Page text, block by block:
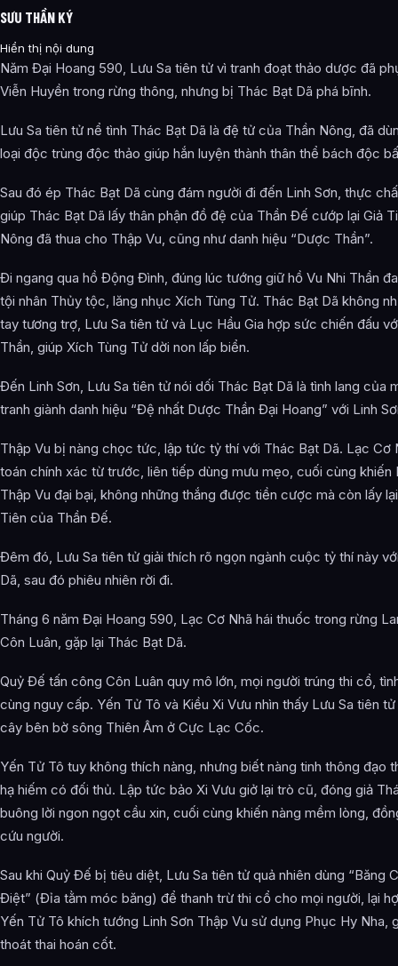
SƯU THẦN KÝ
Hiển thị nội dung
Năm Đại Hoang 590, Lưu Sa tiên tử vì tranh đoạt thảo dược đã
Viễn Huyền trong rừng thông, nhưng bị Thác Bạt Dã phá bĩnh.
Lưu Sa tiên tử nể tình Thác Bạt Dã là đệ tử của Thần Nông, đã
loại độc trùng độc thảo giúp hắn luyện thành thân thể bách độc
Sau đó ép Thác Bạt Dã cùng đám người đi đến Linh Sơn, thực
giúp Thác Bạt Dã lấy thân phận đồ đệ của Thần Đế cướp lại Giả
Nông đã thua cho Thập Vu, cũng như danh hiệu “Dược Thần”.
Đi ngang qua hồ Động Đình, đúng lúc tướng giữ hồ Vu Nhi Thần
tội nhân Thủy tộc, lăng nhục Xích Tùng Tử. Thác Bạt Dã không
tay tương trợ, Lưu Sa tiên tử và Lục Hầu Gia hợp sức chiến đấu
Thần, giúp Xích Tùng Tử dời non lấp biển.
Đến Linh Sơn, Lưu Sa tiên tử nói dối Thác Bạt Dã là tình lang của
tranh giành danh hiệu “Đệ nhất Dược Thần Đại Hoang” với Linh
Thập Vu bị nàng chọc tức, lập tức tỷ thí với Thác Bạt Dã. Lạc Cơ
toán chính xác từ trước, liên tiếp dùng mưu mẹo, cuối cùng khiến
Thập Vu đại bại, không những thắng được tiền cược mà còn lấy
Tiên của Thần Đế.
Đêm đó, Lưu Sa tiên tử giải thích rõ ngọn ngành cuộc tỷ thí này
Dã, sau đó phiêu nhiên rời đi.
Tháng 6 năm Đại Hoang 590, Lạc Cơ Nhã hái thuốc trong rừng
Côn Luân, gặp lại Thác Bạt Dã.
Quỷ Đế tấn công Côn Luân quy mô lớn, mọi người trúng thi cổ,
cùng nguy cấp. Yến Tử Tô và Kiều Xi Vưu nhìn thấy Lưu Sa tiên
cây bên bờ sông Thiên Âm ở Cực Lạc Cốc.
Yến Tử Tô tuy không thích nàng, nhưng biết nàng tinh thông đạo
hạ hiếm có đối thủ. Lập tức bảo Xi Vưu giở lại trò cũ, đóng giả
buông lời ngon ngọt cầu xin, cuối cùng khiến nàng mềm lòng,
cứu người.
Sau khi Quỷ Đế bị tiêu diệt, Lưu Sa tiên tử quả nhiên dùng “Băng
Điệt” (Đỉa tằm móc băng) để thanh trừ thi cổ cho mọi người, lại
Yến Tử Tô khích tướng Linh Sơn Thập Vu sử dụng Phục Hy Nha,
thoát thai hoán cốt.